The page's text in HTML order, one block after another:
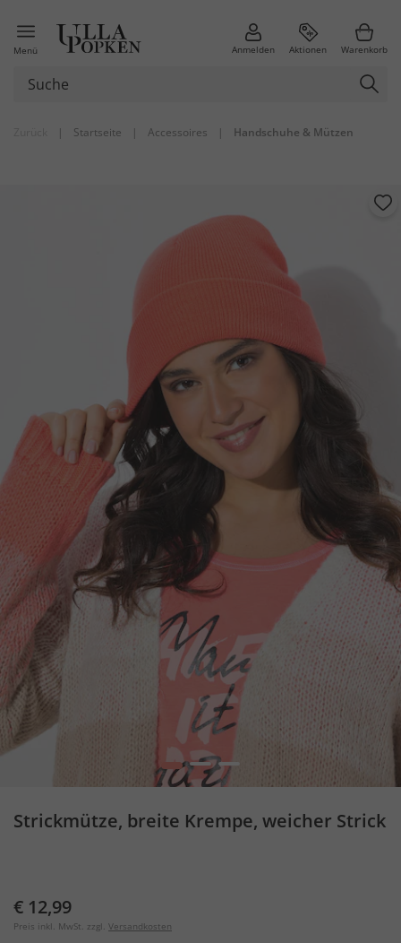
Menü Anmelden Aktionen Warenkorb
| Startseite | Accessoires | Handschuhe & Mützen
1 2 3
Strickmütze, breite Krempe, weicher Strick
€ 12,99
Preis inkl. MwSt. zzgl. Versandkosten